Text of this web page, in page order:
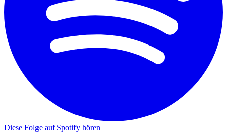
Diese Folge auf Spotify hören